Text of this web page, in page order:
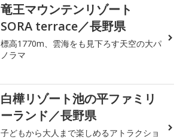
竜王マウンテンリゾート
SORA terrace／長野県
標高1770m、雲海をも見下ろす天空の大パ
ノラマ
白樺リゾート池の平ファミリ
ーランド／長野県
子どもから大人まで楽しめるアトラクショ